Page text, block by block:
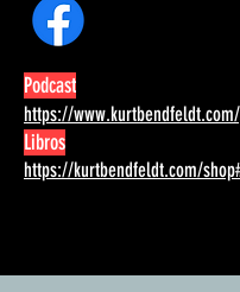
Podcast
https://
Libros
https://kurtbendfeldt.com/